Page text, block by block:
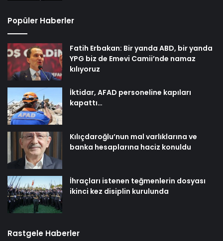
Popüler Haberler
Fatih Erbakan: Bir yanda ABD, bir yanda
YPG biz de Emevi Camii’nde namaz
kılıyoruz
İktidar, AFAD personeline kapıları
kapattı…
Kılıçdaroğlu’nun mal varlıklarına ve
banka hesaplarına haciz konuldu
İhraçları istenen teğmenlerin dosyası
ikinci kez disiplin kurulunda
Rastgele Haberler